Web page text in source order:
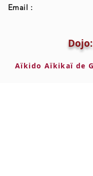
Email :
Dojo: